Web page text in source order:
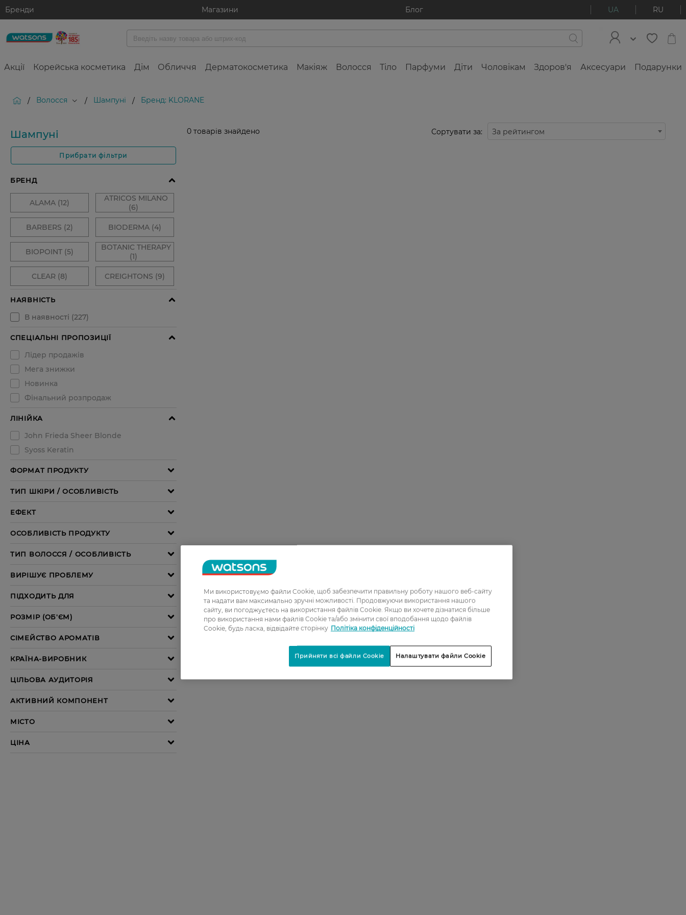
Бренди Магазини Блог UA RU
Акції Корейська косметика Дім Обличчя Дерматокосметика Макіяж Волосся Тіло Парфуми Діти Чоловікам Здоров'я Аксесуари Подарунки
/ Волосся / Шампуні / Бренд: KLORANE
Шампуні
Прибрати фільтри
0 товарів знайдено Сортувати за: За рейтингом
Ми використовуємо файли Cookie, щоб забезпечити правильну роботу нашого веб-сайту
та надати вам максимально зручні можливості. Продовжуючи використання нашого
сайту, ви погоджуєтесь на використання файлів Cookie. Якщо ви хочете дізнатися більше
про використання нами файлів Cookie та/або змінити свої вподобання щодо файлів
Cookie, будь ласка, відвідайте сторінку Політіка конфіденційності
Налаштувати файли Cookie
Прийняти всі файли Cookie